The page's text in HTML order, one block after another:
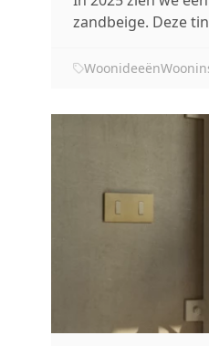
zandbeige. Deze
Woonideeën